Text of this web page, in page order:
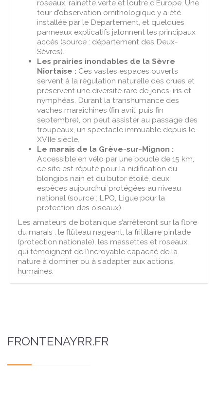
roseaux, rainette verte et loutre d’Europe. Une
tour d’observation ornithologique y a été
installée par le Département, et quelques
panneaux explicatifs jalonnent les principaux
accès (source : département des Deux-
Sèvres).
Les prairies inondables de la Sèvre
Niortaise : Ces vastes espaces ouverts
servent à la régulation naturelle des crues et
préservent une diversité rare de joncs, iris et
nymphéas. Durant la transhumance des
vaches maraîchines (fin avril, puis fin
septembre), on peut assister au passage des
troupeaux, un spectacle immuable depuis le
XVIIe siècle.
Le marais de la Grève-sur-Mignon :
Accessible en vélo par une boucle de 15 km,
ce site est réputé pour la nidification du
blongios nain et du butor étoilé, deux
espèces aujourd’hui protégées au niveau
national (source : LPO, Ligue pour la
protection des oiseaux).
Les amateurs de botanique s’arrêteront sur la flore
du marais : le flûteau nageant, la fritillaire pintade
(protection nationale), les massettes et roseaux,
qui témoignent de l’incroyable capacité de la
nature à dominer ou à s’adapter aux actions
humaines.
FRONTENAYRR.FR